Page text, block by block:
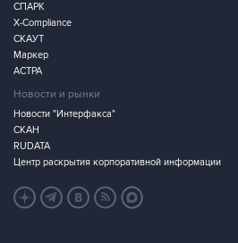
СПАРК
X-Compliance
СКАУТ
Маркер
АСТРА
Новости и рынки
Новости "Интерфакса"
СКАН
RUDATA
Центр раскрытия корпоративной информации